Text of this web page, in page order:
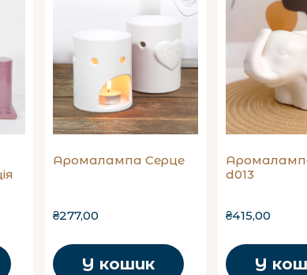
Аромалампа Серце
₴277,00
У кошик
d013
₴415,00
У